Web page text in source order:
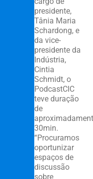
presidente,
Tânia Maria
Schardong, e
da vice-
presidente da
Indústria,
Cintia
Schmidt, o
PodcastCIC
teve duração
de
30min.
“Procuramos
oportunizar
espaços de
discussão
sobre